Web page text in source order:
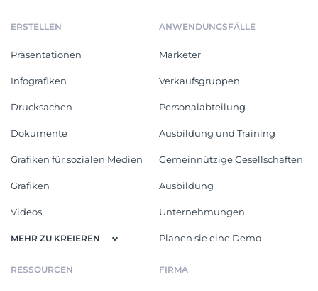
ERSTELLEN
Präsentationen
Infografiken
Drucksachen
Dokumente
Grafiken für sozialen Medien
Grafiken
Videos
MEHR ZU KREIEREN
ANWENDUNGSFÄLLE
Marketer
Verkaufsgruppen
Personalabteilung
Ausbildung und Training
Gemeinnützige Gesellschaften
Ausbildung
Unternehmungen
Planen sie eine Demo
RESSOURCEN FIRMA